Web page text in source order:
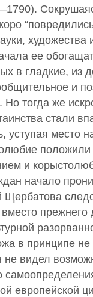
ее
в гладкие, из
и
тогда же
стали
уступая место
и
начало
Щербатова
прежнего
в принципе не
не видел
европейской